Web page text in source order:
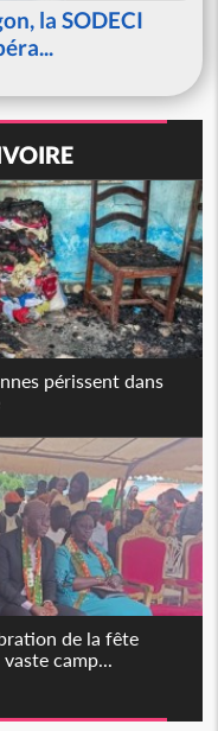
la SODECI
périssent dans
de la fête
camp...